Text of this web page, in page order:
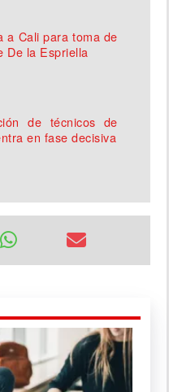
a Cali para toma de
De la Espriella
de técnicos de
en fase decisiva